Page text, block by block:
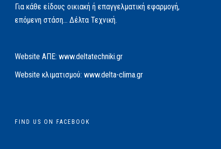
Για κάθε είδους οικιακή ή επαγγελματική εφαρμογή,
επόμενη στάση… Δέλτα Τεχνική.
Website AΠΕ: www.deltatechniki.gr
Website κλιματισμού: www.delta-clima.gr
FIND US ON FACEBOOK